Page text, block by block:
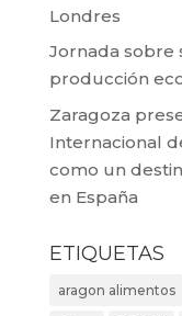
Londres
Jornada sobre
producción
Zaragoza
Internacional
como un
en España
ETIQUETAS
aragon alimentos